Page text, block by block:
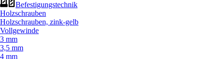
Befestigungstechnik
Holzschrauben
Holzschrauben, zink-gelb
Vollgewinde
3 mm
3,5 mm
4 mm